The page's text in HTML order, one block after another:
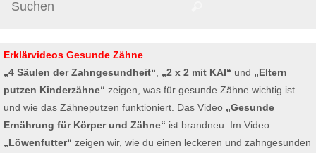
Erklärvideos Gesunde Zähne
„4 Säulen der Zahngesundheit“
„2 x 2 mit KAI“ und „Eltern
putzen Kinderzähne“ zeigen, was für gesunde Zähne wichtig ist
und wie das Zähneputzen funktioniert. Das Video „Gesunde
Ernährung für Körper und Zähne“ ist brandneu. Im Video
„Löwenfutter“ zeigen wir, wie du einen leckeren und zahngesunden